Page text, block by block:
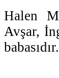
Halen
Avşar,
babasıdır.